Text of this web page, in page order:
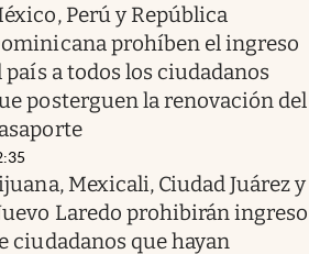
Perú y República
prohíben el ingreso
país a todos los ciudadanos
posterguen la renovación del
Mexicali, Ciudad Juárez y
Laredo prohibirán ingreso
ciudadanos que hayan